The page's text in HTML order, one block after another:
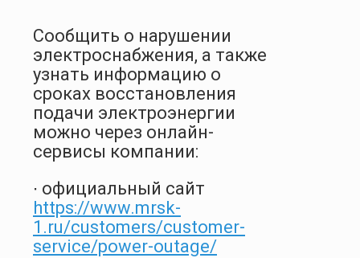
Сообщить о нарушении
электроснабжения, а также
узнать информацию о
сроках восстановления
подачи электроэнергии
можно через онлайн-
сервисы компании:
∙ официальный сайт
https://www.mrsk-
1.ru/customers/customer-
service/power-outage/